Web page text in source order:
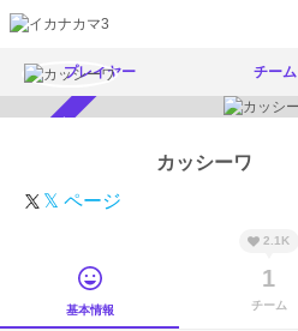
プレイヤー チーム
カッシーワ
𝕏 ページ
基本情報
2.1K
1
チーム